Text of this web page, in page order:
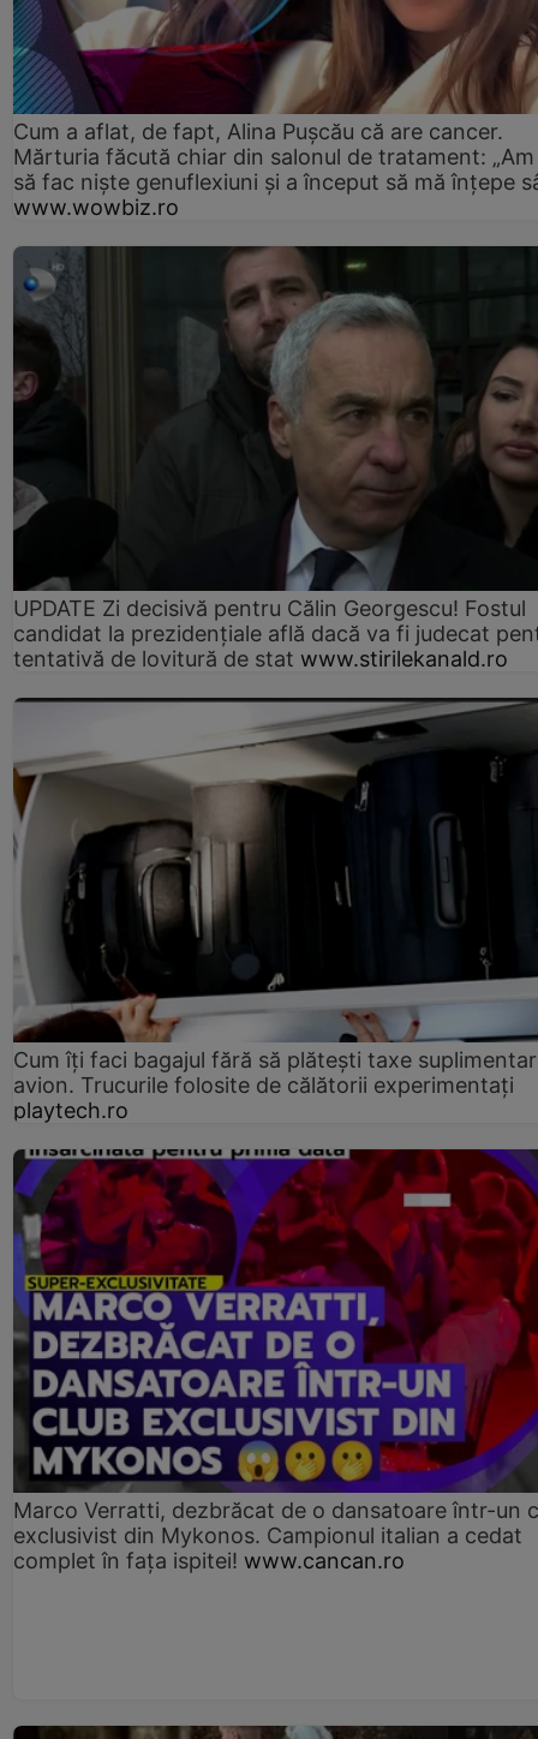
Cum a aflat, de fapt, Alina Pușcău că are cancer.
Mărturia făcută chiar din salonul de tratament:
să fac niște genuflexiuni și a început să mă înțepe
www.wowbiz.ro
UPDATE Zi decisivă pentru Călin Georgescu! Fostul
candidat la prezidențiale află dacă va fi judecat
tentativă de lovitură de stat www.stirilekanald.ro
Cum îți faci bagajul fără să plătești taxe
avion. Trucurile folosite de călătorii experimentați
playtech.ro
Marco Verratti, dezbrăcat de o dansatoare într-un
exclusivist din Mykonos. Campionul italian a cedat
complet în fața ispitei! www.cancan.ro